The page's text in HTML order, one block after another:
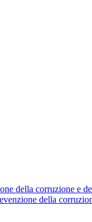
della corruzione e
della